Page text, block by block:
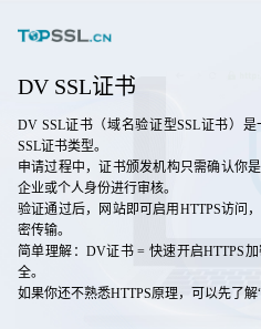
DV SSL证书
DV SSL证书（域名验证型SSL证书）
SSL证书类型。
申请过程中，证书颁发机构只需确认你
企业或个人身份进行审核。
验证通过后，网站即可启用HTTPS访问
密传输。
简单理解：DV证书 = 快速开启HTTPS
全。
如果你还不熟悉HTTPS原理，可以先了解